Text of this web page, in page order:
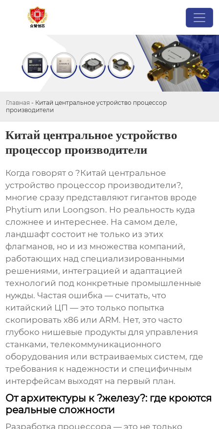
Главная - Китай центральное устройство процессор
производители
Китай центральное устройство
процессор производители
Когда говорят о ?Китай центральное
устройство процессор производители?,
многие сразу представляют гигантов вроде
Phytium или Loongson. Но реальность куда
сложнее и интереснее. На самом деле,
ландшафт состоит не только из этих
флагманов, но и из множества компаний,
работающих над специализированными
решениями, интеграцией и адаптацией
технологий под конкретные промышленные
нужды. Частая ошибка — считать, что
китайский ЦП — это только попытка
скопировать x86 или ARM. Нет, это часто
глубоко нишевые продукты для управления
станками, телекоммуникационного
оборудования или встраиваемых систем, где
требования к надежности и специфичным
интерфейсам выходят на первый план.
От архитектуры к ?железу?: где кроются
реальные сложности
Разработка процессора — это не только